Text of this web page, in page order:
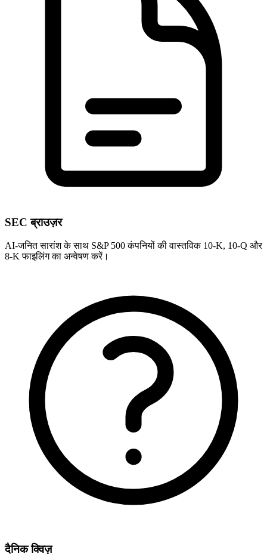
SEC ब्राउज़र
AI-जनित सारांश के साथ S&P 500 कंपनियों की वास्तविक 10-K, 10-Q और
8-K फाइलिंग का अन्वेषण करें।
दैनिक क्विज़